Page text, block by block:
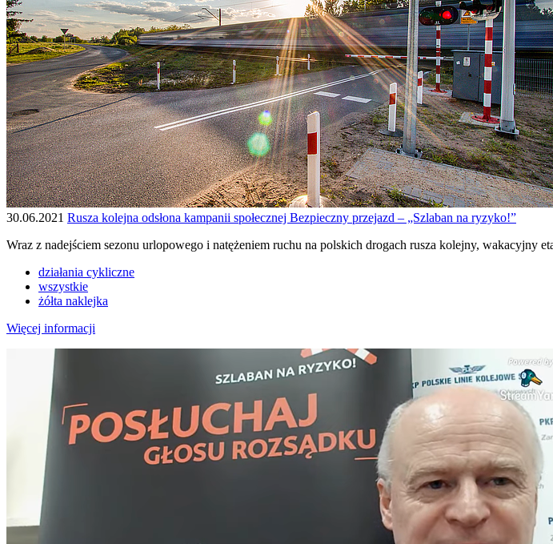
30.06.2021 Rusza kolejna odsłona kampanii społecznej Bezpieczny przejazd – „Szlaban na ryzyko!”
Wraz z nadejściem sezonu urlopowego i natężeniem ruchu na polskich drogach rusza kolejny, wakacyjny
działania cykliczne
wszystkie
żółta naklejka
Więcej informacji